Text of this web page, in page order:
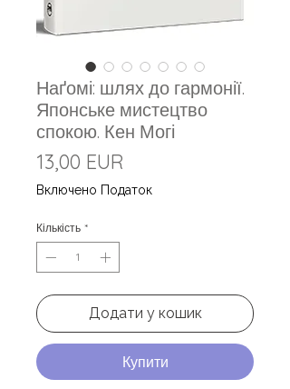
Наґомі: шлях до гармонії.
Японське мистецтво
спокою. Кен Могі
13,00 EUR
Включено Податок
Кількість *
Додати у кошик
Купити